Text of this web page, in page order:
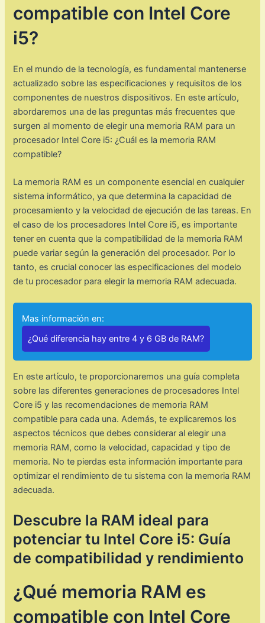
compatible con Intel Core
i5?
En el mundo de la tecnología, es fundamental mantenerse
actualizado sobre las especificaciones y requisitos de los
componentes de nuestros dispositivos. En este artículo,
abordaremos una de las preguntas más frecuentes que
surgen al momento de elegir una memoria RAM para un
procesador Intel Core i5: ¿Cuál es la memoria RAM
compatible?
La memoria RAM es un componente esencial en cualquier
sistema informático, ya que determina la capacidad de
procesamiento y la velocidad de ejecución de las tareas. En
el caso de los procesadores Intel Core i5, es importante
tener en cuenta que la compatibilidad de la memoria RAM
puede variar según la generación del procesador. Por lo
tanto, es crucial conocer las especificaciones del modelo
de tu procesador para elegir la memoria RAM adecuada.
Mas información en:
¿Qué diferencia hay entre 4 y 6 GB de RAM?
En este artículo, te proporcionaremos una guía completa
sobre las diferentes generaciones de procesadores Intel
Core i5 y las recomendaciones de memoria RAM
compatible para cada una. Además, te explicaremos los
aspectos técnicos que debes considerar al elegir una
memoria RAM, como la velocidad, capacidad y tipo de
memoria. No te pierdas esta información importante para
optimizar el rendimiento de tu sistema con la memoria RAM
adecuada.
Descubre la RAM ideal para
potenciar tu Intel Core i5: Guía
de compatibilidad y rendimiento
¿Qué memoria RAM es
compatible con Intel Core